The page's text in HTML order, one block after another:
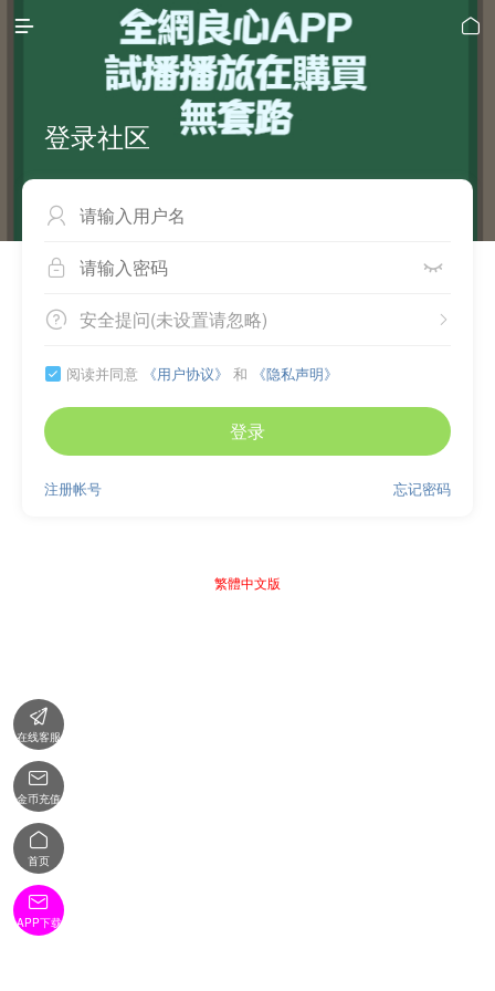
 
登录社区

 
 
安全提问(未设置请忽略)
 阅读并同意 《用户协议》 和 《隐私声明》
登录
忘记密码
注册帐号
繁體中文版

在线客服

金币充值

首页

APP下载